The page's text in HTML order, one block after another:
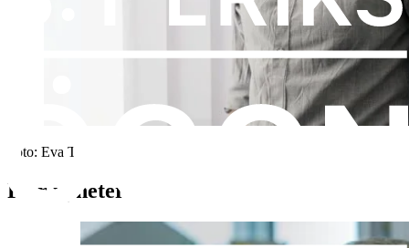
Foto: Eva Tov
Fler nyheter